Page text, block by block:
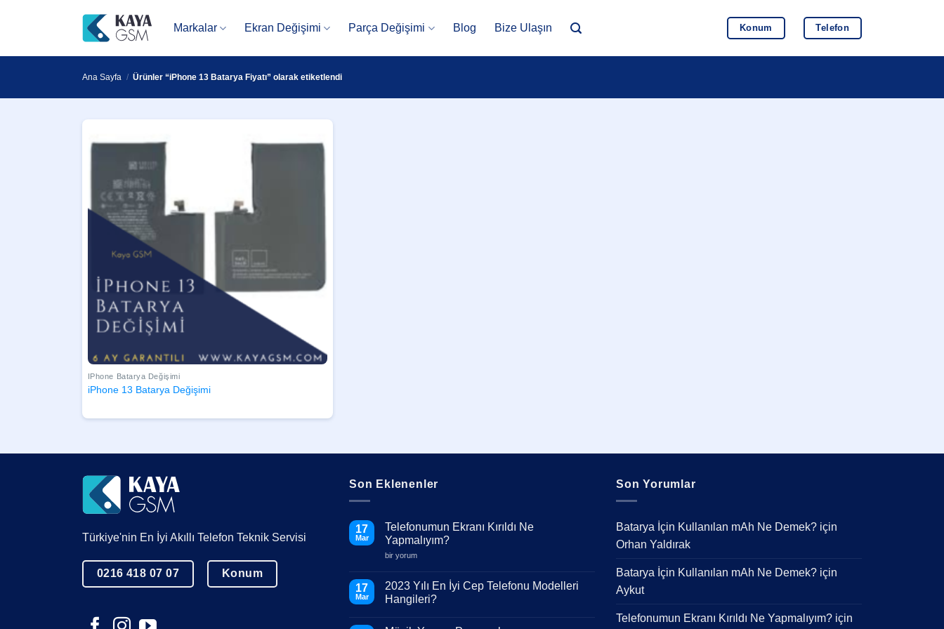
Markalar Ekran Değişimi Parça Değişimi Blog Bize Ulaşın Konum Telefon
Ana Sayfa / Ürünler “iPhone 13 Batarya Fiyatı” olarak etiketlendi
IPhone Batarya Değişimi
iPhone 13 Batarya Değişimi
Türkiye'nin En İyi Akıllı Telefon Teknik Servisi
0216 418 07 07 Konum
Son Eklenenler
17
Mar
Telefonumun Ekranı Kırıldı Ne
Yapmalıyım?
Telefonumun
Ne
Yapmalıyım?
için
bir yorum
17
Mar
2023 Yılı En İyi Cep Telefonu Modelleri
Hangileri?
Son Yorumlar
Batarya İçin Kullanılan mAh Ne Demek? için
Orhan Yaldırak
Batarya İçin Kullanılan mAh Ne Demek? için
Aykut
Telefonumun Ekranı Kırıldı Ne Yapmalıyım? için